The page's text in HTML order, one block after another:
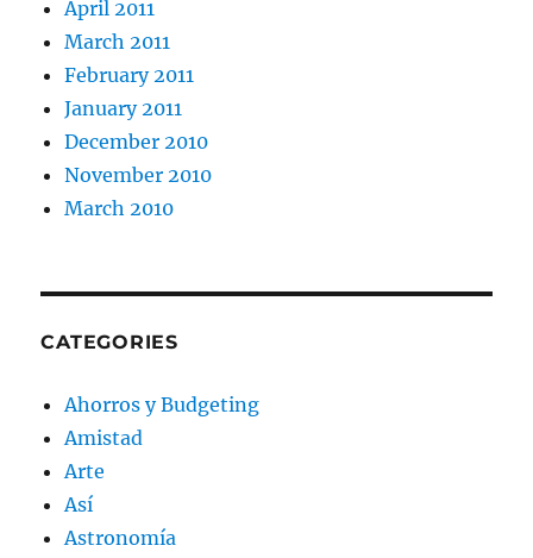
April 2011
March 2011
February 2011
January 2011
December 2010
November 2010
March 2010
CATEGORIES
Ahorros y Budgeting
Amistad
Arte
Así
Astronomía